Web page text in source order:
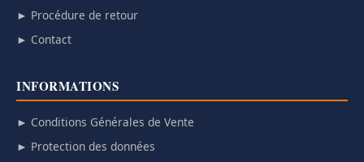
► Procédure de retour
► Contact
INFORMATIONS
► Conditions Générales de Vente
► Protection des données